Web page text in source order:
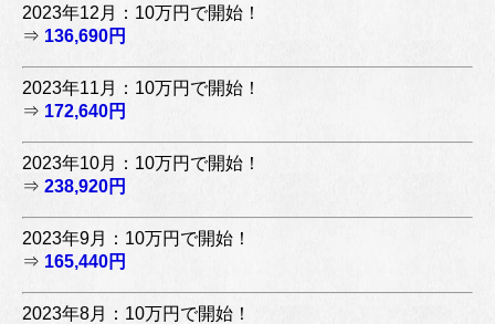
2023年12月：10万円で開始！
⇒ 136,690円
2023年11月：10万円で開始！
⇒ 172,640円
2023年10月：10万円で開始！
⇒ 238,920円
2023年9月：10万円で開始！
⇒ 165,440円
2023年8月：10万円で開始！